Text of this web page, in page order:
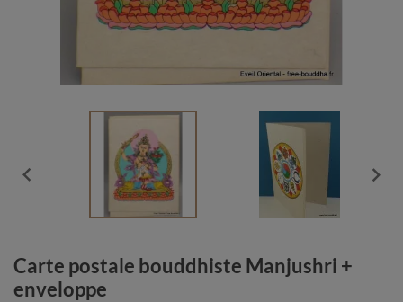
 
Carte postale bouddhiste Manjushri +
enveloppe